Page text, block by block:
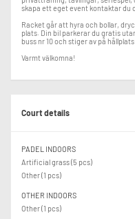
Road to the Master Final
Utöver möjligheten att vinna
individuella rankingpoäng.
Varje deltävling tar dig ett steg
senare.
säsongen. Har du kvalificerat
Vi ser fram emot en kväll fylld av
Varmt välkomna till premiären
skapa ett eget event kontaktar du
Racket går att hyra och bollar,
plats. Din bil parkerar du gratis
buss nr 10 och stiger av på
Varmt välkomna!
Court details
PADEL INDOORS
Artificial grass (5 pcs)
Other (1 pcs)
OTHER INDOORS
Other (1 pcs)